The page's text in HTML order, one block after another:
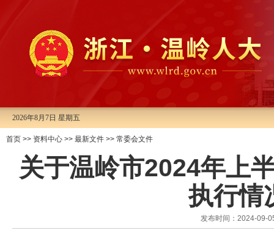
2026年8月7日 星期五
首页 >> 资料中心 >> 最新文件 >> 常委会文件
关于温岭市2024年上
执行情
发布时间：2024-